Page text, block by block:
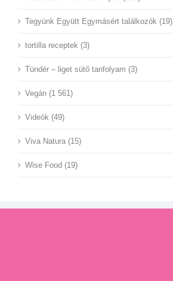
Tegyünk Együtt Egymásért találkozók (19)
tortilla receptek (3)
Tündér – liget sütő tanfolyam (3)
Vegán (1 561)
Videók (49)
Viva Natura (15)
Wise Food (19)